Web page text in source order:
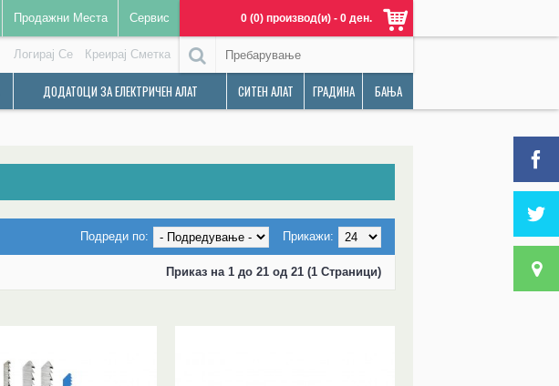
Продажни Места Сервис 0 (0) производ(и) - 0 ден.
Логирај Се Креирај Сметка
ДОДАТОЦИ ЗА ЕЛЕКТРИЧЕН АЛАТ СИТЕН АЛАТ ГРАДИНА БАЊА
Прикажи:
Подреди по:
Приказ на 1 до 21 од 21 (1 Страници)